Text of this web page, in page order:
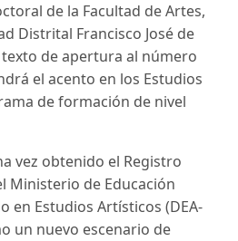
de la Facultad de Artes,
Distrital Francisco José de
texto de apertura al número
el acento en los Estudios
de formación de nivel
vez obtenido el Registro
Ministerio de Educación
en Estudios Artísticos (DEA-
un nuevo escenario de